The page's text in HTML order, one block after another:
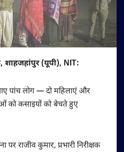
शाहजहांपुर (यूपी), NIT:
पांच लोग — दो महिलाएं और
को कसाइयों को बेचते हुए
राजीव कुमार, प्रभारी निरीक्षक